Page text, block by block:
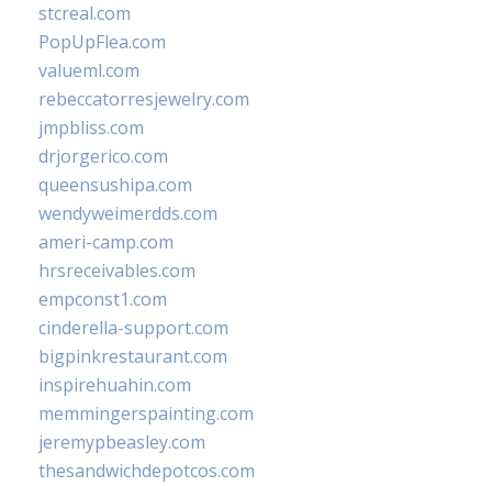
stcreal.com
PopUpFlea.com
valueml.com
rebeccatorresjewelry.com
jmpbliss.com
drjorgerico.com
queensushipa.com
wendyweimerdds.com
ameri-camp.com
hrsreceivables.com
empconst1.com
cinderella-support.com
bigpinkrestaurant.com
inspirehuahin.com
memmingerspainting.com
jeremypbeasley.com
thesandwichdepotcos.com